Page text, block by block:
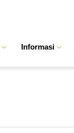
Informasi